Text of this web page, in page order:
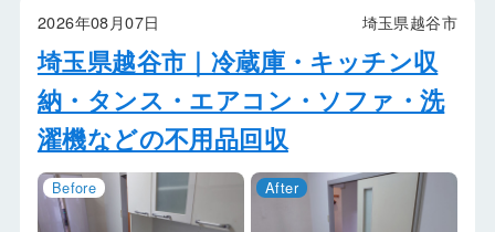
2026年08月07日 埼玉県越谷市
埼玉県越谷市｜冷蔵庫・キッチン収
納・タンス・エアコン・ソファ・洗
濯機などの不用品回収